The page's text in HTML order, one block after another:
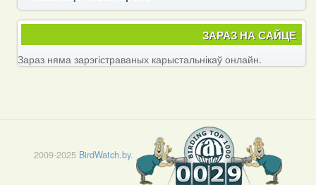
ЗАРАЗ НА САЙЦЕ
Зараз няма зарэгістраваных карыстальнікаў онлайн.
2009-2025 BirdWatch.by.